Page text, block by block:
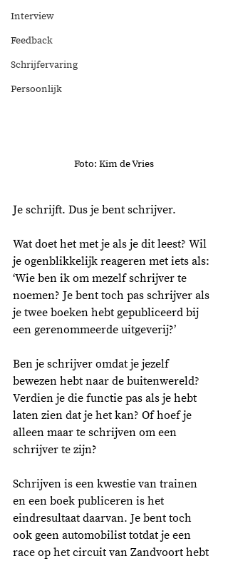
Interview
Feedback
Schrijfervaring
Persoonlijk
Foto: Kim de Vries
Je schrijft. Dus je bent schrijver.
Wat doet het met je als je dit leest? Wil
je ogenblikkelijk reageren met iets als:
‘Wie ben ik om mezelf schrijver te
noemen? Je bent toch pas schrijver als
je twee boeken hebt gepubliceerd bij
een gerenommeerde uitgeverij?’
Ben je schrijver omdat je jezelf
bewezen hebt naar de buitenwereld?
Verdien je die functie pas als je hebt
laten zien dat je het kan? Of hoef je
alleen maar te schrijven om een
schrijver te zijn?
Schrijven is een kwestie van trainen
en een boek publiceren is het
eindresultaat daarvan. Je bent toch
ook geen automobilist totdat je een
race op het circuit van Zandvoort hebt